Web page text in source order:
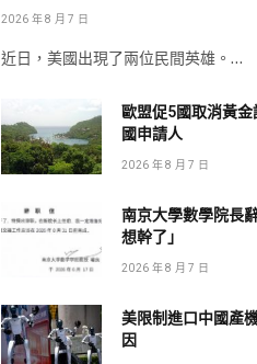
2026 年 8 月 7 日
近日，美國出現了兩位民間英雄。…
歐盟促5國取消黃
國申請人
2026 年 8 月 7 日
南京大學數學院長
想幹了」
2026 年 8 月 7 日
美限制進口中國產
因